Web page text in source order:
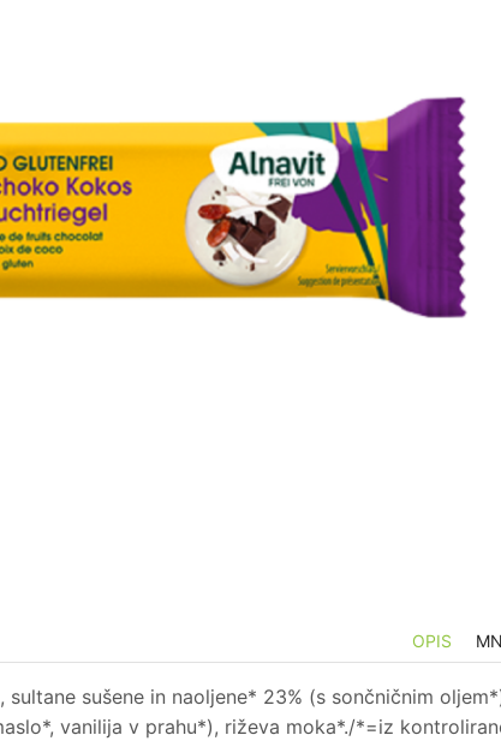
OPIS
sultane sušene in naoljene* 23% (s sončničnim
vanilija v prahu*), riževa moka*./*=iz